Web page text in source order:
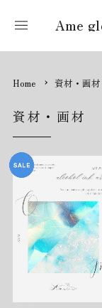
Home 資材・画材
資材・画材